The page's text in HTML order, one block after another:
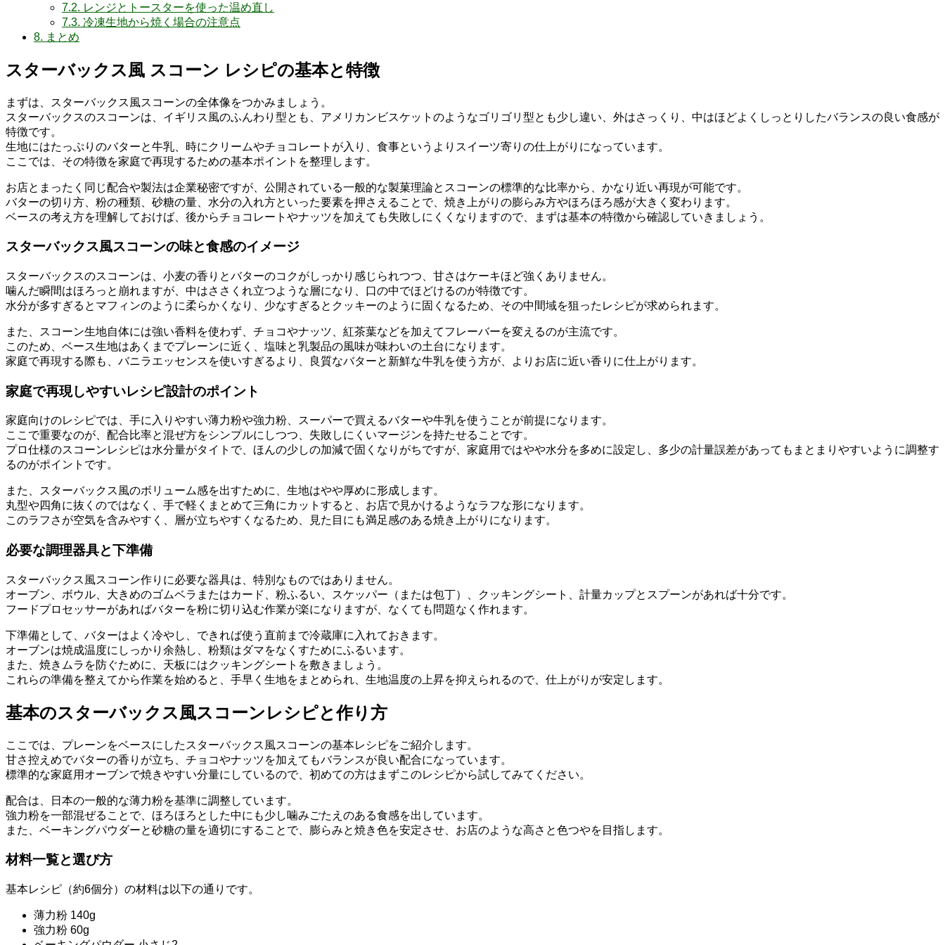
7.2. レンジとトースターを使った温め直し
7.3. 冷凍生地から焼く場合の注意点
8. まとめ
スターバックス風 スコーン レシピの基本と特徴
まずは、スターバックス風スコーンの全体像をつかみましょう。
スターバックスのスコーンは、イギリス風のふんわり型とも、アメリカンビスケットのようなゴリゴリ型とも少し違い、外はさっくり、中はほどよくしっとりしたバランスの良い食感が
特徴です。
生地にはたっぷりのバターと牛乳、時にクリームやチョコレートが入り、食事というよりスイーツ寄りの仕上がりになっています。
ここでは、その特徴を家庭で再現するための基本ポイントを整理します。
お店とまったく同じ配合や製法は企業秘密ですが、公開されている一般的な製菓理論とスコーンの標準的な比率から、かなり近い再現が可能です。
バターの切り方、粉の種類、砂糖の量、水分の入れ方といった要素を押さえることで、焼き上がりの膨らみ方やほろほろ感が大きく変わります。
ベースの考え方を理解しておけば、後からチョコレートやナッツを加えても失敗しにくくなりますので、まずは基本の特徴から確認していきましょう。
スターバックス風スコーンの味と食感のイメージ
スターバックスのスコーンは、小麦の香りとバターのコクがしっかり感じられつつ、甘さはケーキほど強くありません。
噛んだ瞬間はほろっと崩れますが、中はささくれ立つような層になり、口の中でほどけるのが特徴です。
水分が多すぎるとマフィンのように柔らかくなり、少なすぎるとクッキーのように固くなるため、その中間域を狙ったレシピが求められます。
また、スコーン生地自体には強い香料を使わず、チョコやナッツ、紅茶葉などを加えてフレーバーを変えるのが主流です。
このため、ベース生地はあくまでプレーンに近く、塩味と乳製品の風味が味わいの土台になります。
家庭で再現する際も、バニラエッセンスを使いすぎるより、良質なバターと新鮮な牛乳を使う方が、よりお店に近い香りに仕上がります。
家庭で再現しやすいレシピ設計のポイント
家庭向けのレシピでは、手に入りやすい薄力粉や強力粉、スーパーで買えるバターや牛乳を使うことが前提になります。
ここで重要なのが、配合比率と混ぜ方をシンプルにしつつ、失敗しにくいマージンを持たせることです。
プロ仕様のスコーンレシピは水分量がタイトで、ほんの少しの加減で固くなりがちですが、家庭用ではやや水分を多めに設定し、多少の計量誤差があってもまとまりやすいように調整す
るのがポイントです。
また、スターバックス風のボリューム感を出すために、生地はやや厚めに形成します。
丸型や四角に抜くのではなく、手で軽くまとめて三角にカットすると、お店で見かけるようなラフな形になります。
このラフさが空気を含みやすく、層が立ちやすくなるため、見た目にも満足感のある焼き上がりになります。
必要な調理器具と下準備
スターバックス風スコーン作りに必要な器具は、特別なものではありません。
オーブン、ボウル、大きめのゴムベラまたはカード、粉ふるい、スケッパー（または包丁）、クッキングシート、計量カップとスプーンがあれば十分です。
フードプロセッサーがあればバターを粉に切り込む作業が楽になりますが、なくても問題なく作れます。
下準備として、バターはよく冷やし、できれば使う直前まで冷蔵庫に入れておきます。
オーブンは焼成温度にしっかり余熱し、粉類はダマをなくすためにふるいます。
また、焼きムラを防ぐために、天板にはクッキングシートを敷きましょう。
これらの準備を整えてから作業を始めると、手早く生地をまとめられ、生地温度の上昇を抑えられるので、仕上がりが安定します。
基本のスターバックス風スコーンレシピと作り方
ここでは、プレーンをベースにしたスターバックス風スコーンの基本レシピをご紹介します。
甘さ控えめでバターの香りが立ち、チョコやナッツを加えてもバランスが良い配合になっています。
標準的な家庭用オーブンで焼きやすい分量にしているので、初めての方はまずこのレシピから試してみてください。
配合は、日本の一般的な薄力粉を基準に調整しています。
強力粉を一部混ぜることで、ほろほろとした中にも少し噛みごたえのある食感を出しています。
また、ベーキングパウダーと砂糖の量を適切にすることで、膨らみと焼き色を安定させ、お店のような高さと色つやを目指します。
材料一覧と選び方
基本レシピ（約6個分）の材料は以下の通りです。
薄力粉 140g
強力粉 60g